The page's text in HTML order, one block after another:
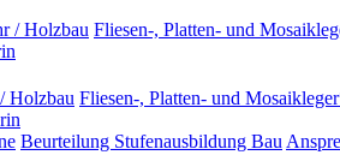
/ Holzbau Fliesen-, Platten- und
Holzbau Fliesen-, Platten- und
Beurteilung Stufenausbildung Bau